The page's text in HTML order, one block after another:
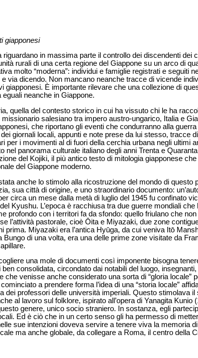
giapponesi
riguardano in massima parte il controllo dei discendenti dei
rurali di una certa regione del Giappone su un arco di
molto “moderna”: individui e famiglie registrati e seguiti
via dicendo. Non mancano neanche tracce di vicende
giapponesi. È importante rilevare che una collezione di
neanche in Giappone.
quella del contesto storico in cui ha vissuto chi le ha
salesiano tra impero austro-ungarico, Italia e
che riportano gli eventi che condurranno alla
giornali locali, appunti e note prese da lui stesso, tracce
per i movimenti al di fuori della cerchia urbana negli ultimi
nel panorama culturale italiano degli anni Trenta e
del Kojiki, il più antico testo di mitologia giapponese
del Giappone moderno.
anche lo stimolo alla ricostruzione del mondo di questo
sua città di origine, e uno straordinario documento:
circa un mese dalla metà di luglio del 1945 fu confinato
Kyushu. L’epoca è racchiusa tra due guerre mondiali che
profondo con i territori fa da sfondo: quello friulano che
l’attività pastorale, cioè Ōita e Miyazaki, due zone
prima. Miyazaki era l’antica Hyūga, da cui veniva Itō
di una volta, era una delle prime zone visitate da
una mole di documenti così imponente bisogna
consolidata, circondato dai notabili del luogo,
che venisse anche considerato una sorta di “gloria locale”
a prendere forma l’idea di una “storia locale”
dei professori delle università imperiali. Questo stimolava il
al lavoro sul folklore, ispirato all’opera di Yanagita Kunio
genere, unico socio straniero. In sostanza, egli
Ed è ciò che in un certo senso gli ha permesso di
sue intenzioni doveva servire a tenere viva la memoria
ma anche globale, da collegare a Roma, il centro della